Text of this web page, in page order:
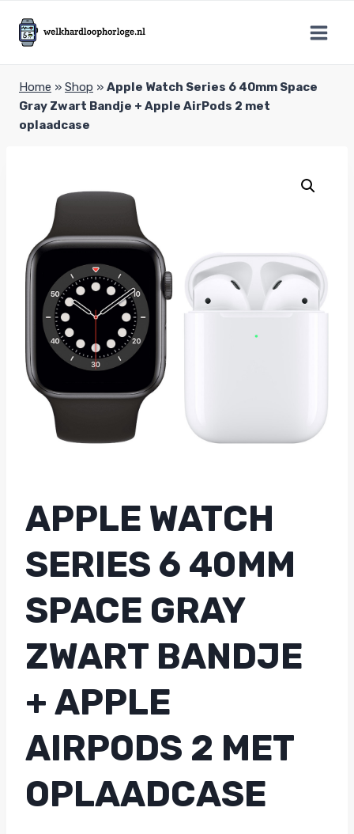
naar
inhoud
Home » Shop » Apple Watch Series 6 40mm Space
Gray Zwart Bandje + Apple AirPods 2 met
oplaadcase
APPLE WATCH
SERIES 6 40MM
SPACE GRAY
ZWART BANDJE
+ APPLE
AIRPODS 2 MET
OPLAADCASE